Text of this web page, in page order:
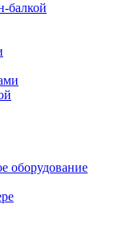
балкой
оборудование